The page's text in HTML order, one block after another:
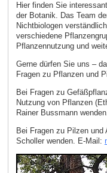
Hier finden Sie
der Botanik. Das Team
Nichtbiologen
verschiedene
Pflanzennutzung und
Gerne dürfen Sie uns –
Fragen zu Pflanzen und
Bei Fragen zu
Nutzung von Pflanzen
Rainer Bussmann
Bei Fragen zu Pilzen
Scholler wenden. E‑Mail: